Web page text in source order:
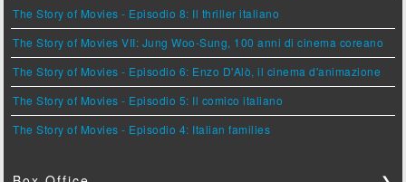
The Story of Movies - Episodio 8: Il thriller italiano
The Story of Movies VII: Jung Woo-Sung, 100 anni di cinema coreano
The Story of Movies - Episodio 6: Enzo D'Alò, il cinema d'animazione
The Story of Movies - Episodio 5: Il comico italiano
The Story of Movies - Episodio 4: Italian families